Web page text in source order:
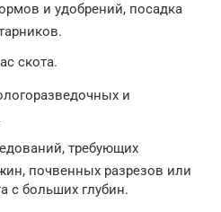
и удобрений, посадка
скота.
и
требующих
почвенных разрезов или
с больших глубин.